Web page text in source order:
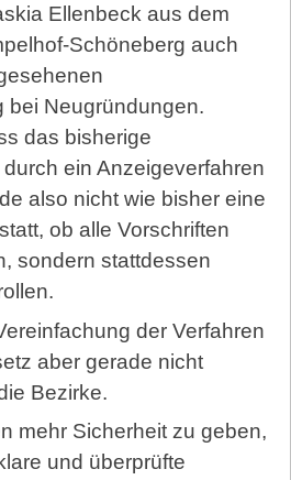
Ellenbeck aus dem
Schöneberg auch
bei Neugründungen.
das bisherige
ein Anzeigeverfahren
also nicht wie bisher eine
ob alle Vorschriften
sondern stattdessen
der Verfahren
aber gerade nicht
Bezirke.
mehr Sicherheit zu geben,
und überprüfte